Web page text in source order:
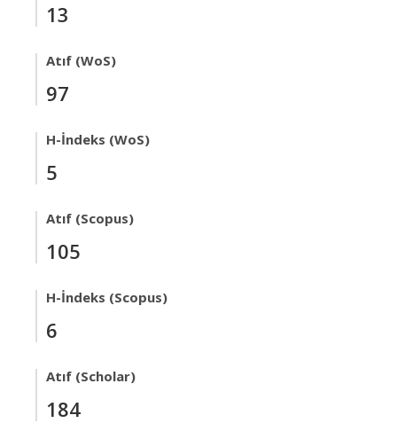
13
Atıf (WoS)
97
H-İndeks (WoS)
5
Atıf (Scopus)
105
H-İndeks (Scopus)
6
Atıf (Scholar)
184